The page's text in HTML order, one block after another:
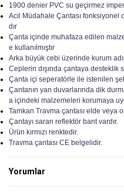
1900 denier PVC su geçirmez
Acil Müdahale Çantası fonksiyonel
dır
Çanta içinde muhafaza edilen
e kullanılmıştır
Arka büyük cebi üzerinde kurum
Ceplerin dışında çantaya desteklik
Çanta içi seperatörle ile istenilen
Çantanın yan duvarlarında dik
a içindeki malzemeleri korumaya
Tamkan Travma çantası elde veya
Çantayı saran reflektör bant vardır.
Ürün kırmızı renktedir.
​Travma çantası CE belgelidir.
Yorumlar